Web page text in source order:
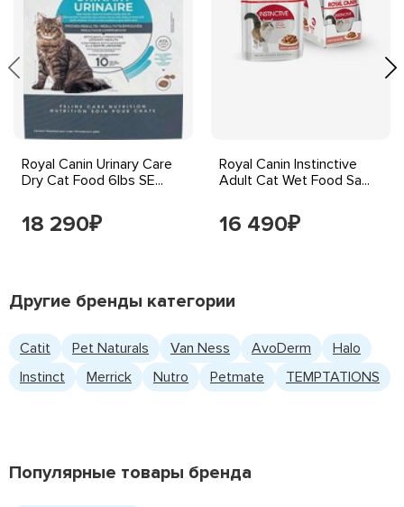
Royal Canin Urinary Care
Dry Cat Food 6lbs SE...
18 290₽
Royal Canin Instinctive
Adult Cat Wet Food Sa...
16 490₽
Другие бренды категории
Catit Pet Naturals Van Ness AvoDerm
Halo
Instinct
Merrick Nutro Petmate TEMPTATIONS
Популярные товары бренда